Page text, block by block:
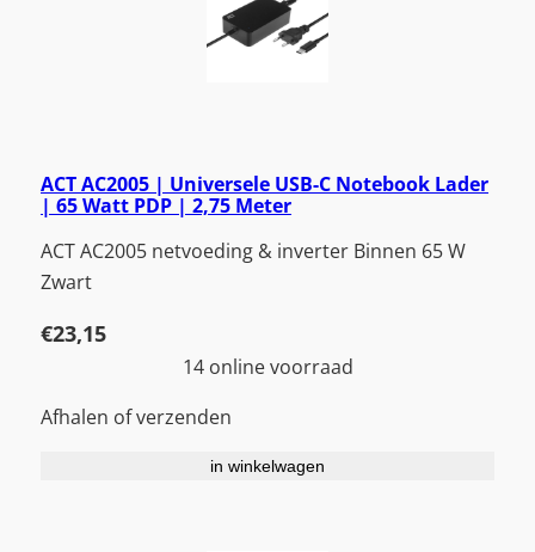
ACT AC2005 | Universele USB-C Notebook Lader
| 65 Watt PDP | 2,75 Meter
ACT AC2005 netvoeding & inverter Binnen 65 W
Zwart
€23,15
14 online voorraad
Afhalen of verzenden
in winkelwagen